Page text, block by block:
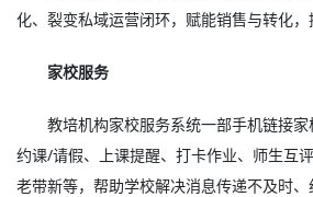
化、裂变私域运营闭环，赋能销售与转化，
家校服务
教培机构家校服务系统一部手机链接
约课/请假、上课提醒、打卡作业、师生互
老带新等，帮助学校解决消息传递不及时